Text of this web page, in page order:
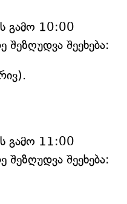
გამო 10:00
შეეხება:
გამო 11:00
შეეხება: